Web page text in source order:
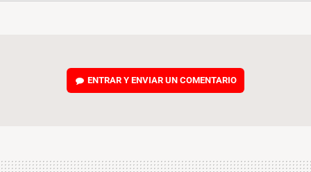
ENTRAR Y ENVIAR UN COMENTARIO